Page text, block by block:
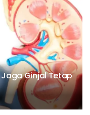
Jaga Ginjal Tetap